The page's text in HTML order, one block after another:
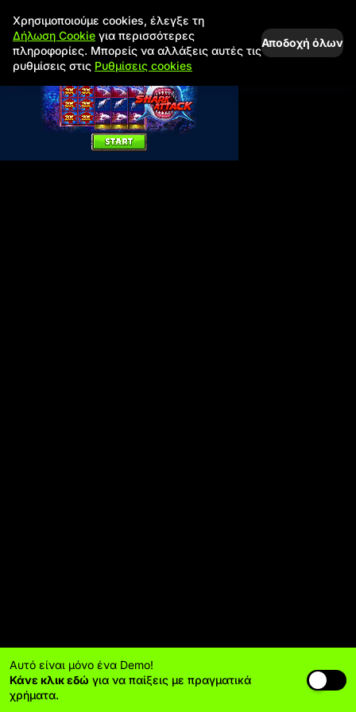
Αυτό είναι μόνο ένα Demo!
Κάνε κλικ εδώ για να παίξεις με πραγματικά
χρήματα.
Χρησιμοποιούμε cookies, έλεγξε τη
Δήλωση Cookie για περισσότερες
πληροφορίες. Μπορείς να αλλάξεις αυτές τις
ρυθμίσεις στις Ρυθμίσεις cookies
Αποδοχή όλων